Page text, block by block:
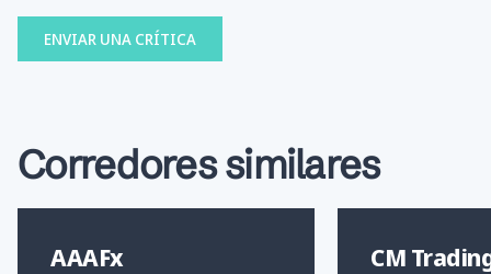
ENVIAR UNA CRÍTICA
Corredores similares
AAAFx CM